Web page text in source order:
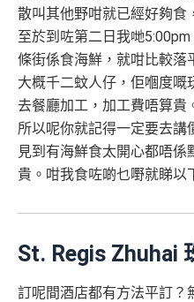
散叫其他野咁就已經好夠食
至於到咗第二日我哋
條街係食海鮮，就咁比較落
大概千二蚊人仔，佢嗰度
去餐廳加工，加工費唔算貴
所以呢你就記得一定要去講
見到有海鮮食太開心都唔
貴。咁我食咗啲乜嘢就睇以
St. Regis Zhuhai
訂呢間酒店都有方法平訂？